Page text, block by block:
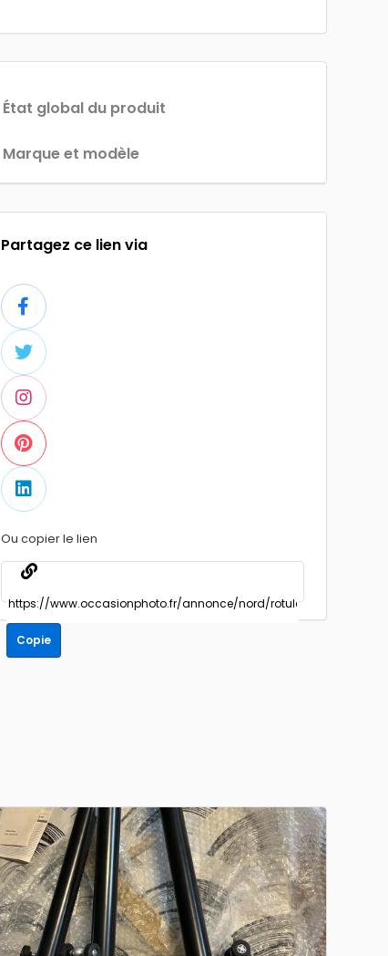
État global du produit
Marque et modèle
Partagez ce lien via
Ou copier le lien
Copie